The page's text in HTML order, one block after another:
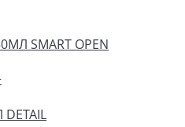
SMART OPEN